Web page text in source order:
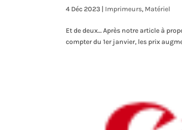
4 Déc 2023 | Imprimeurs, Matériel
Et de deux… Après notre article à
compter du 1er janvier, les prix